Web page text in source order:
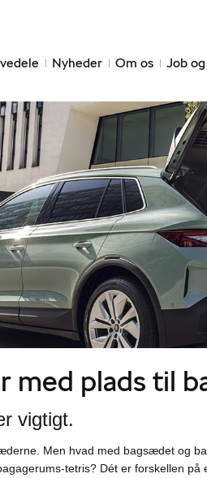
Nyheder Om os Job
med plads til
vigtigt.
Men hvad med bagsædet og
tetris? Dét er forskellen